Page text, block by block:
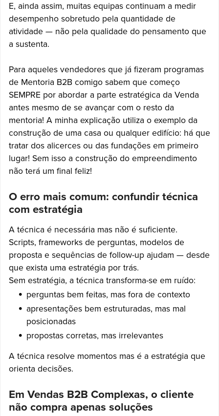
E, ainda assim, muitas equipas continuam a medir
desempenho sobretudo pela quantidade de
atividade — não pela qualidade do pensamento que
a sustenta.
Para aqueles vendedores que já fizeram programas
de Mentoria B2B comigo sabem que começo
SEMPRE por abordar a parte estratégica da Venda
antes mesmo de se avançar com o resto da
mentoria! A minha explicação utiliza o exemplo da
construção de uma casa ou qualquer edifício: há que
tratar dos alicerces ou das fundações em primeiro
lugar! Sem isso a construção do empreendimento
não terá um final feliz!
O erro mais comum: confundir técnica
com estratégia
A técnica é necessária mas não é suficiente.
Scripts, frameworks de perguntas, modelos de
proposta e sequências de follow-up ajudam — desde
que exista uma estratégia por trás.
Sem estratégia, a técnica transforma-se em ruído:
perguntas bem feitas, mas fora de contexto
apresentações bem estruturadas, mas mal
posicionadas
propostas corretas, mas irrelevantes
A técnica resolve momentos mas é a estratégia que
orienta decisões.
Em Vendas B2B Complexas, o cliente
não compra apenas soluções